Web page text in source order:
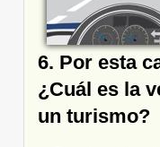
6. Por esta
¿Cuál es la
un turismo?